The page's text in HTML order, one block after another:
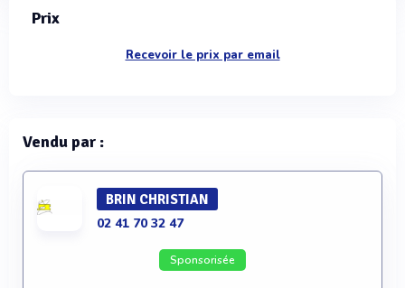
Prix
Recevoir le prix par email
Vendu par :
BRIN CHRISTIAN
02 41 70 32 47
Sponsorisée